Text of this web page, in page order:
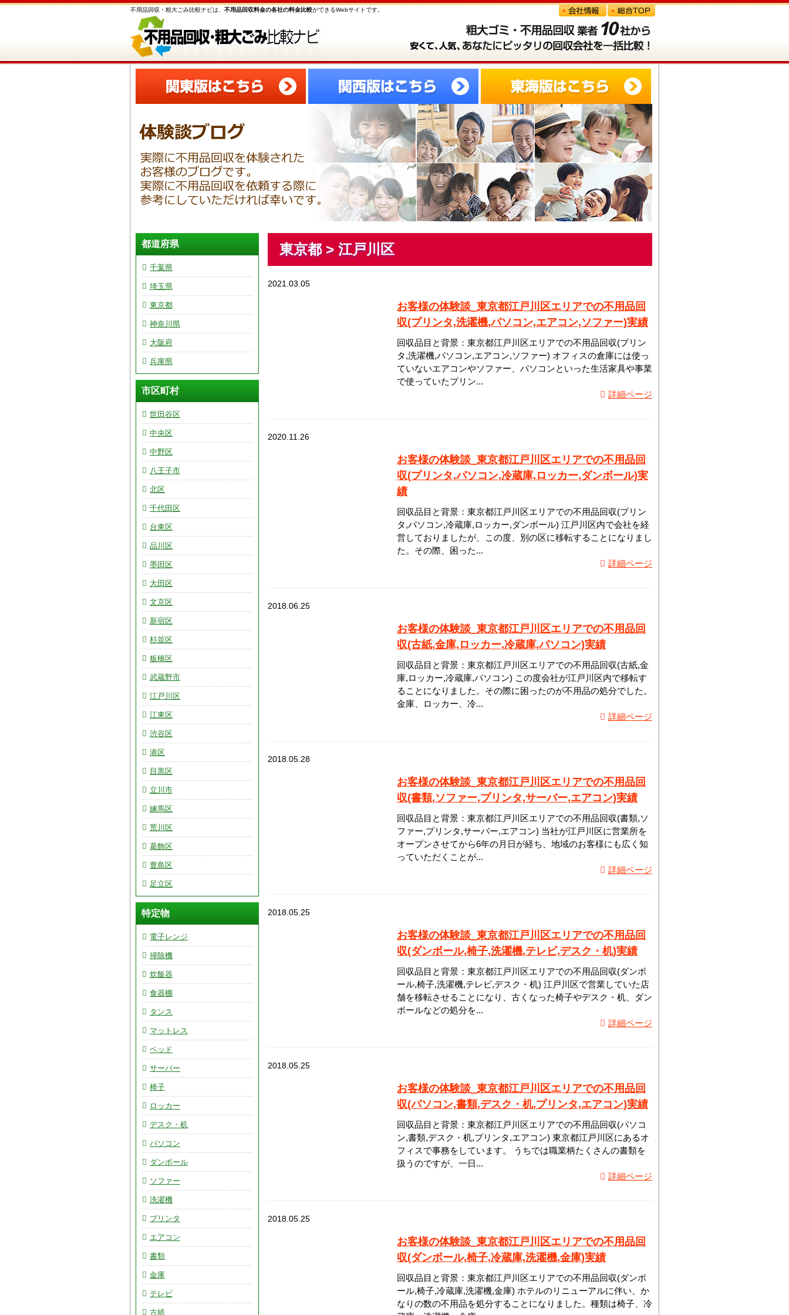
不用品回収・粗大ごみ比較ナビは、 不用品回収料金の各社の料金比較ができるWebサイトです。
都道府県
千葉県
埼玉県
東京都
神奈川県
大阪府
兵庫県
市区町村
世田谷区
中央区
中野区
八王子市
北区
千代田区
台東区
品川区
墨田区
大田区
文京区
新宿区
杉並区
板橋区
武蔵野市
江戸川区
江東区
渋谷区
港区
目黒区
立川市
練馬区
荒川区
葛飾区
豊島区
足立区
特定物
電子レンジ
掃除機
炊飯器
食器棚
タンス
マットレス
ベッド
サーバー
椅子
ロッカー
デスク・机
パソコン
ダンボール
ソファー
洗濯機
プリンタ
エアコン
書類
金庫
テレビ
古紙
東京都 > 江戸川区
2021.03.05
お客様の体験談_東京都江戸川区エリアでの不用品回
収(プリンタ,洗濯機,パソコン,エアコン,ソファー)実績
回収品目と背景：東京都江戸川区エリアでの不用品回収(プリン
タ,洗濯機,パソコン,エアコン,ソファー) オフィスの倉庫には使っ
ていないエアコンやソファー、パソコンといった生活家具や事業
で使っていたプリン...
詳細ページ
2020.11.26
お客様の体験談_東京都江戸川区エリアでの不用品回
収(プリンタ,パソコン,冷蔵庫,ロッカー,ダンボール)実
績
回収品目と背景：東京都江戸川区エリアでの不用品回収(プリン
タ,パソコン,冷蔵庫,ロッカー,ダンボール) 江戸川区内で会社を経
営しておりましたが、この度、別の区に移転することになりまし
た。その際、困った...
詳細ページ
2018.06.25
お客様の体験談_東京都江戸川区エリアでの不用品回
収(古紙,金庫,ロッカー,冷蔵庫,パソコン)実績
回収品目と背景：東京都江戸川区エリアでの不用品回収(古紙,金
庫,ロッカー,冷蔵庫,パソコン) この度会社が江戸川区内で移転す
ることになりました。その際に困ったのが不用品の処分でした。
金庫、ロッカー、冷...
詳細ページ
2018.05.28
お客様の体験談_東京都江戸川区エリアでの不用品回
収(書類,ソファー,プリンタ,サーバー,エアコン)実績
回収品目と背景：東京都江戸川区エリアでの不用品回収(書類,ソ
ファー,プリンタ,サーバー,エアコン) 当社が江戸川区に営業所を
オープンさせてから6年の月日が経ち、地域のお客様にも広く知
っていただくことが...
詳細ページ
2018.05.25
お客様の体験談_東京都江戸川区エリアでの不用品回
収(ダンボール,椅子,洗濯機,テレビ,デスク・机)実績
回収品目と背景：東京都江戸川区エリアでの不用品回収(ダンボ
ール,椅子,洗濯機,テレビ,デスク・机) 江戸川区で営業していた店
舗を移転させることになり、古くなった椅子やデスク・机、ダン
ボールなどの処分を...
詳細ページ
2018.05.25
お客様の体験談_東京都江戸川区エリアでの不用品回
収(パソコン,書類,デスク・机,プリンタ,エアコン)実績
回収品目と背景：東京都江戸川区エリアでの不用品回収(パソコ
ン,書類,デスク・机,プリンタ,エアコン) 東京都江戸川区にあるオ
フィスで事務をしています。 うちでは職業柄たくさんの書類を
扱うのですが、一日...
詳細ページ
2018.05.25
お客様の体験談_東京都江戸川区エリアでの不用品回
収(ダンボール,椅子,冷蔵庫,洗濯機,金庫)実績
回収品目と背景：東京都江戸川区エリアでの不用品回収(ダンボ
ール,椅子,冷蔵庫,洗濯機,金庫) ホテルのリニューアルに伴い、か
なりの数の不用品を処分することになりました。種類は椅子、冷